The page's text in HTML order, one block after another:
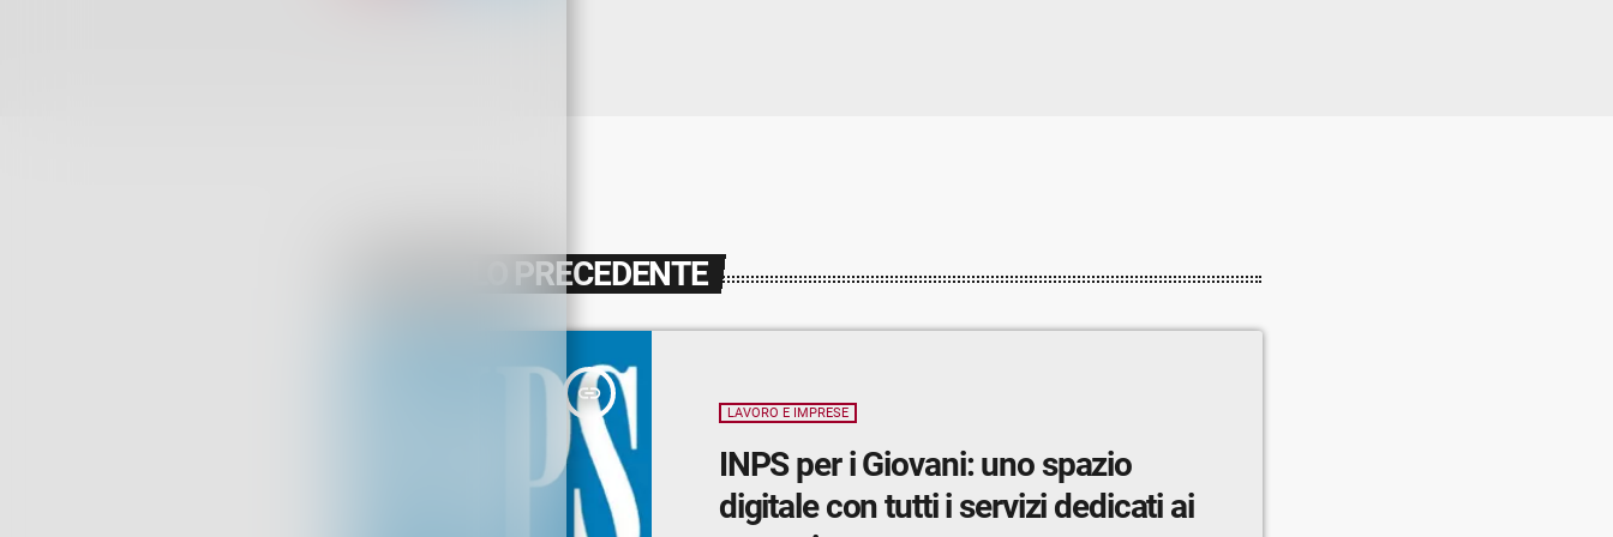
ARTICOLO PRECEDENTE
insert_link
LAVORO E IMPRESE
INPS per i Giovani: uno spazio
digitale con tutti i servizi dedicati ai